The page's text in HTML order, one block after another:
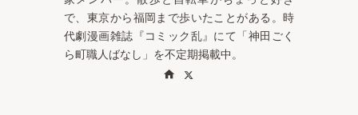
で、東京から福岡まで歩いたことがある。時
代劇漫画雑誌『コミック乱』にて「神田ごく
ら町職人ばなし」を不定期掲載中。